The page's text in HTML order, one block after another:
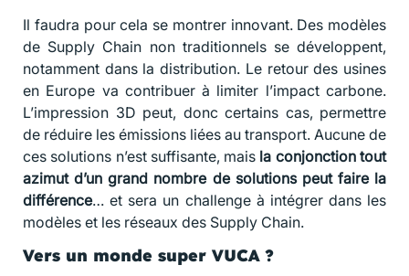
Il faudra pour cela se montrer innovant. Des modèles
de Supply Chain non traditionnels se développent,
notamment dans la distribution. Le retour des usines
en Europe va contribuer à limiter l’impact carbone.
L’impression 3D peut, donc certains cas, permettre
de réduire les émissions liées au transport. Aucune de
ces solutions n’est suffisante, mais la conjonction tout
azimut d’un grand nombre de solutions peut faire la
différence… et sera un challenge à intégrer dans les
modèles et les réseaux des Supply Chain.
Vers un monde super VUCA ?